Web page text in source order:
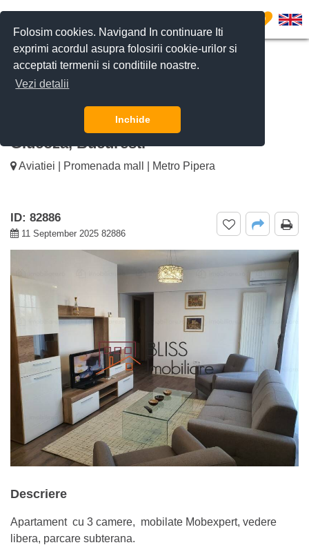
Folosim cookies. Navigand In continuare Iti
exprimi acordul asupra folosirii cookie-urilor si
acceptati termenii si conditiile noastre.
Vezi detalii
Inchide
0
Belvedere Residences, Fabrica de
Glucoza, Bucuresti
Aviatiei | Promenada mall | Metro Pipera
ID: 82886
11 September 2025 82886
Descriere
Apartament cu 3 camere, mobilate Mobexpert, vedere
libera, parcare subterana.
CERE DETALII SUNĂ-NE